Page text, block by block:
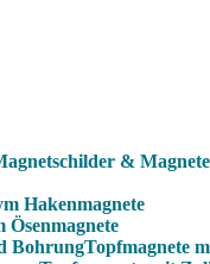
&
Hakenmagnete
Ösenmagnete
Topfmagnete